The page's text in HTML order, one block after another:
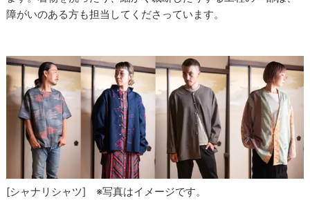
障がいのある方も担当してくださっています。
[シャナリシャツ] ※写真はイメージです。